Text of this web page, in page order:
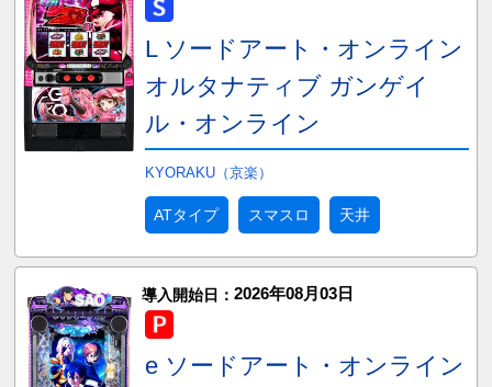
L ソードアート・オンライン
オルタナティブ ガンゲイ
ル・オンライン
KYORAKU（京楽）
ATタイプ スマスロ 天井
導入開始日： 2026年08月03日
e ソードアート・オンライン